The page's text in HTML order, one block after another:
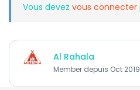
Vous devez vous connecter
Al Rahala
Member depuis Oct 2019